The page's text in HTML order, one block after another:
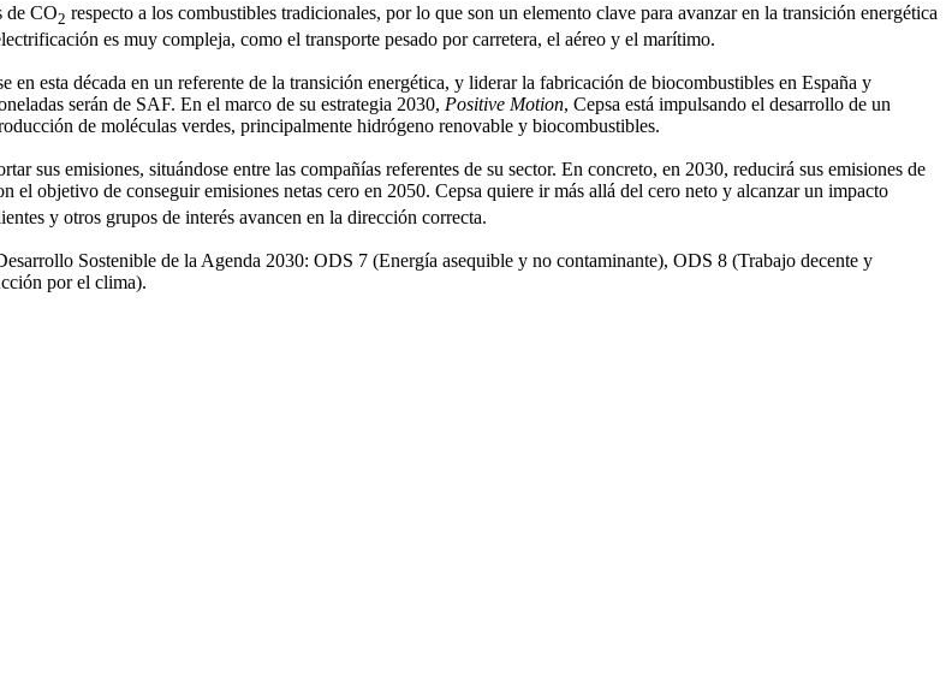
de CO2 respecto a los combustibles tradicionales, por lo que son un elemento clave para avanzar en la transición energética
es muy compleja, como el transporte pesado por carretera, el aéreo y el marítimo.
esta década en un referente de la transición energética, y liderar la fabricación de biocombustibles en España y
serán de SAF. En el marco de su estrategia 2030, Positive Motion, Cepsa está impulsando el desarrollo de un
de moléculas verdes, principalmente hidrógeno renovable y biocombustibles.
sus emisiones, situándose entre las compañías referentes de su sector. En concreto, en 2030, reducirá sus emisiones de
objetivo de conseguir emisiones netas cero en 2050. Cepsa quiere ir más allá del cero neto y alcanzar un impacto
y otros grupos de interés avancen en la dirección correcta.
Sostenible de la Agenda 2030: ODS 7 (Energía asequible y no contaminante), ODS 8 (Trabajo decente y
por el clima).